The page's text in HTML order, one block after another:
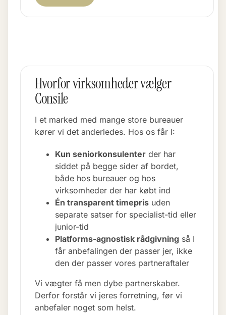
Hvorfor virksomheder vælger
Consile
I et marked med mange store bureauer
kører vi det anderledes. Hos os får I:
Kun seniorkonsulenter der har
siddet på begge sider af bordet,
både hos bureauer og hos
virksomheder der har købt ind
Én transparent timepris uden
separate satser for specialist-tid eller
junior-tid
Platforms-agnostisk rådgivning så I
får anbefalingen der passer jer, ikke
den der passer vores partneraftaler
Vi vægter få men dybe partnerskaber.
Derfor forstår vi jeres forretning, før vi
anbefaler noget som helst.